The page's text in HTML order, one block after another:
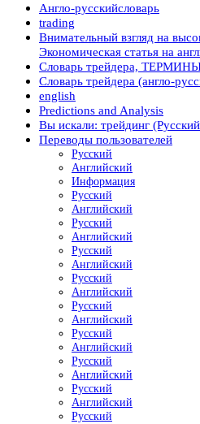
Англо-русскийсловарь
trading
Внимательный взгляд на
Экономическая статья на
Словарь трейдера,
Словарь трейдера (англо-
english
Predictions and Analysis
Вы искали: трейдинг
Переводы пользователей
Русский
Английский
Информация
Русский
Английский
Русский
Английский
Русский
Английский
Русский
Английский
Русский
Английский
Русский
Английский
Русский
Английский
Русский
Английский
Русский